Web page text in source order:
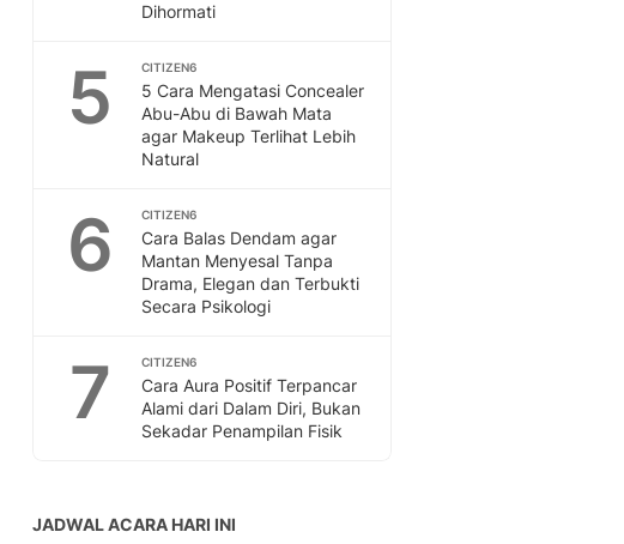
Dihormati
5 CITIZEN6
5 Cara Mengatasi Concealer
Abu-Abu di Bawah Mata
agar Makeup Terlihat Lebih
Natural
6 CITIZEN6
Cara Balas Dendam agar
Mantan Menyesal Tanpa
Drama, Elegan dan Terbukti
Secara Psikologi
7 CITIZEN6
Cara Aura Positif Terpancar
Alami dari Dalam Diri, Bukan
Sekadar Penampilan Fisik